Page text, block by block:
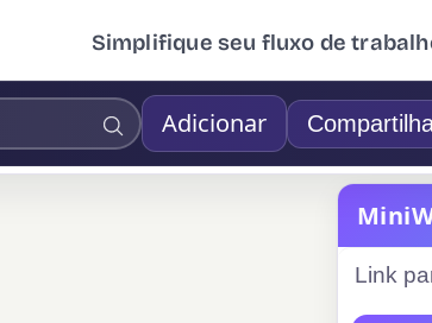
Simplifique seu fluxo de
Adicionar
Link